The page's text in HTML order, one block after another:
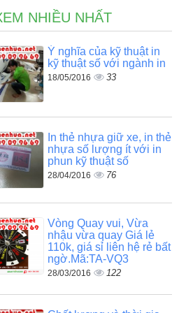
NHIỀU NHẤT
Ý nghĩa của kỹ thuật in
kỹ thuật số với ngành in
18/05/2016 33
In thẻ nhựa giữ xe, in thẻ
nhựa số lượng ít với in
phun kỹ thuật số
28/04/2016 76
Vòng Quay vui, Vừa
nhậu vừa quay Giá lẻ
110k, giá sỉ liên hệ rẻ bất
ngờ.Mã:TA-VQ3
28/03/2016 122